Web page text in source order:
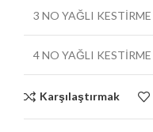
3 NO YAĞLI KESTİRME
4 NO YAĞLI KESTİRME
Karşılaştırmak